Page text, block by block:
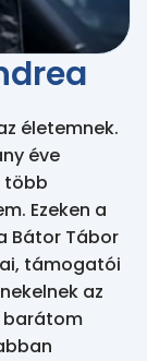
életemnek.
éve
több
Ezeken a
Bátor Tábor
támogatói
az
barátom